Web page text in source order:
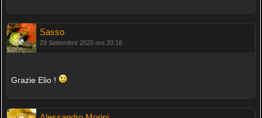
Sasso
29 Settembre 2020 ore 20:18
Grazie Elio !